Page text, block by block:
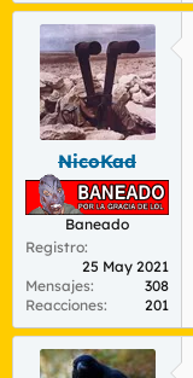
NicoKad
Baneado
Registro
25 May 2021
Mensajes
308
Reacciones
201